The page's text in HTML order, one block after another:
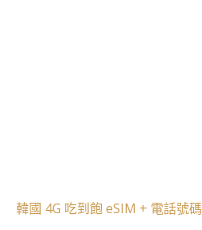
韓國 4G 吃到飽 eSIM + 電話號碼